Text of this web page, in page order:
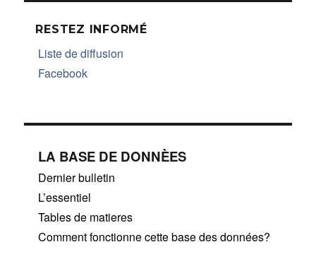
RESTEZ INFORMÉ
Liste de diffusion
Facebook
LA BASE DE DONNÈES
Dernier bulletin
L’essentiel
Tables de matieres
Comment fonctionne cette base des données?